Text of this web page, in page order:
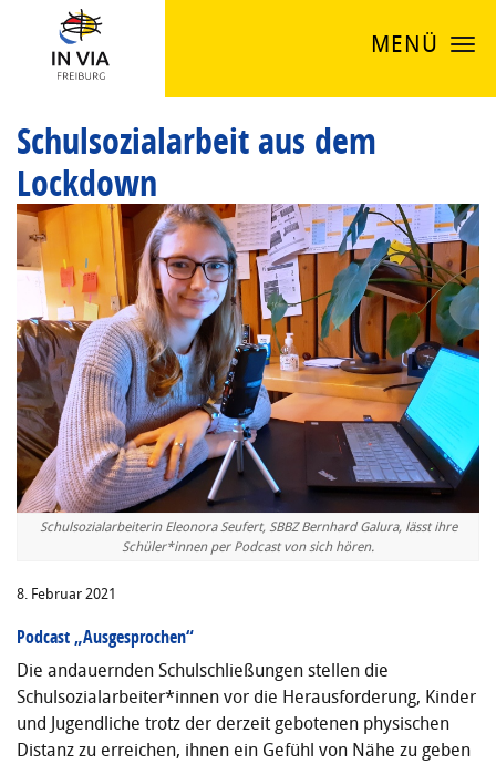
MENÜ
Schulsozialarbeit aus dem
Lockdown
Schulsozialarbeiterin Eleonora Seufert, SBBZ Bernhard Galura, lässt ihre
Schüler*innen per Podcast von sich hören.
8. Februar 2021
Podcast „Ausgesprochen“
Die andauernden Schulschließungen stellen die
Schulsozialarbeiter*innen vor die Herausforderung, Kinder
und Jugendliche trotz der derzeit gebotenen physischen
Distanz zu erreichen, ihnen ein Gefühl von Nähe zu geben